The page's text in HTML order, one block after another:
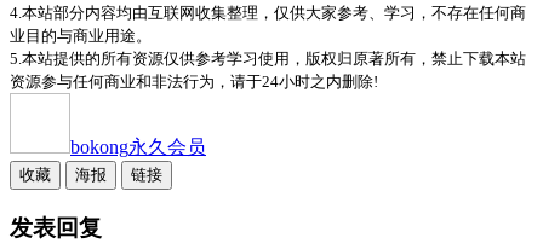
4.本站部分内容均由互联网收集整理，仅供大家参考、学习，不存在任何商
业目的与商业用途。
5.本站提供的所有资源仅供参考学习使用，版权归原著所有，禁止下载本站
资源参与任何商业和非法行为，请于24小时之内删除!
bokong永久会员
收藏 海报 链接
发表回复